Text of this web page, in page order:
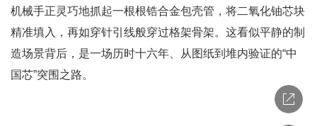
机械手正灵巧地抓起一根根锆合金包壳管，将二氧化铀芯块
精准填入，再如穿针引线般穿过格架骨架。这看似平静的制
造场景背后，是一场历时十六年、从图纸到堆内验证的“中
国芯”突围之路。